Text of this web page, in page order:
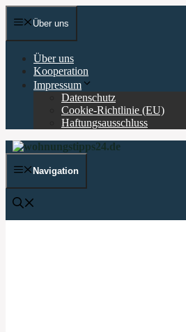
Zum
Inhalt Über uns
Über uns
Kooperation
Impressum
Datenschutz
Cookie-Richtlinie (EU)
Haftungsausschluss
Navigation